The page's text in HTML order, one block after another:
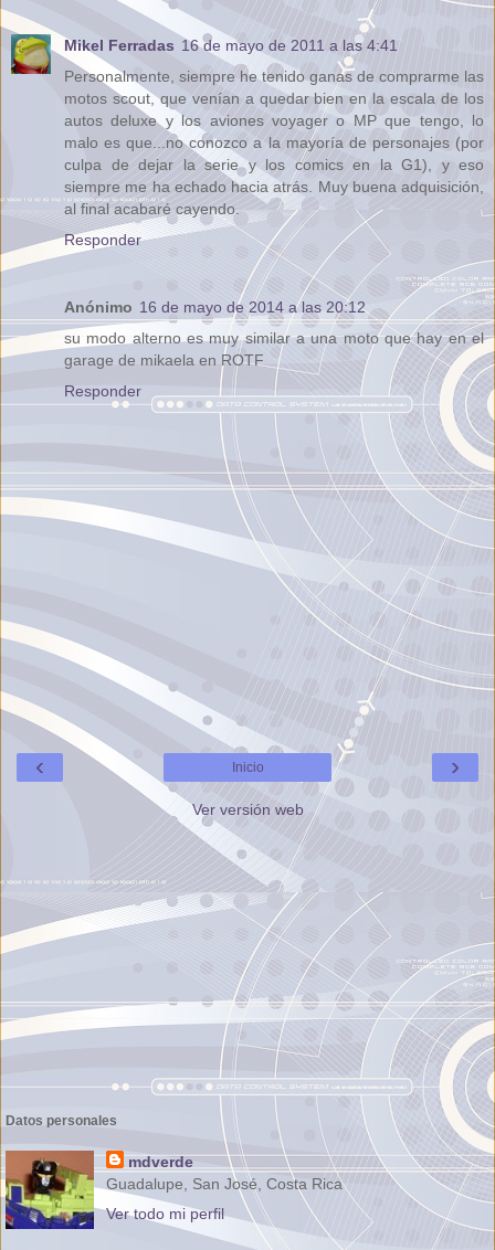
Mikel Ferradas 16 de mayo de 2011 a las 4:41
Personalmente, siempre he tenido ganas de comprarme las
motos scout, que venían a quedar bien en la escala de los
autos deluxe y los aviones voyager o MP que tengo, lo
malo es que...no conozco a la mayoría de personajes (por
culpa de dejar la serie y los comics en la G1), y eso
siempre me ha echado hacia atrás. Muy buena adquisición,
al final acabaré cayendo.
Responder
Anónimo 16 de mayo de 2014 a las 20:12
su modo alterno es muy similar a una moto que hay en el
garage de mikaela en ROTF
Responder
‹ ›
Inicio
Ver versión web
Datos personales
mdverde
Guadalupe, San José, Costa Rica
Ver todo mi perfil